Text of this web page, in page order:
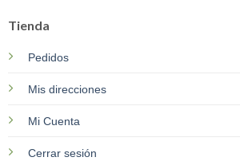
Tienda
Pedidos
Mis direcciones
Mi Cuenta
Cerrar sesión